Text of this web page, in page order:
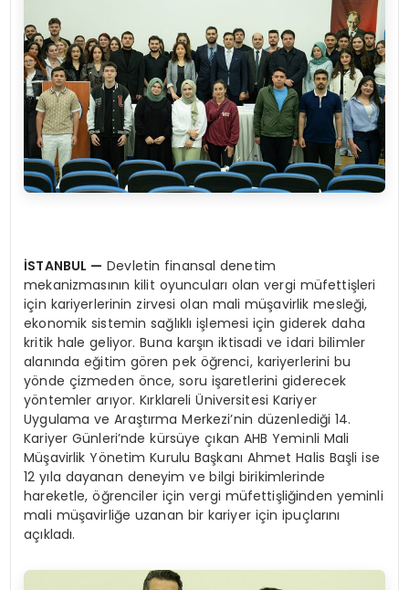
İSTANBUL — Devletin finansal denetim
mekanizmasının kilit oyuncuları olan vergi müfettişleri
için kariyerlerinin zirvesi olan mali müşavirlik mesleği,
ekonomik sistemin sağlıklı işlemesi için giderek daha
kritik hale geliyor. Buna karşın iktisadi ve idari bilimler
alanında eğitim gören pek öğrenci, kariyerlerini bu
yönde çizmeden önce, soru işaretlerini giderecek
yöntemler arıyor. Kırklareli Üniversitesi Kariyer
Uygulama ve Araştırma Merkezi’nin düzenlediği 14.
Kariyer Günleri’nde kürsüye çıkan AHB Yeminli Mali
Müşavirlik Yönetim Kurulu Başkanı Ahmet Halis Başli ise
12 yıla dayanan deneyim ve bilgi birikimlerinde
hareketle, öğrenciler için vergi müfettişliğinden yeminli
mali müşavirliğe uzanan bir kariyer için ipuçlarını
açıkladı.